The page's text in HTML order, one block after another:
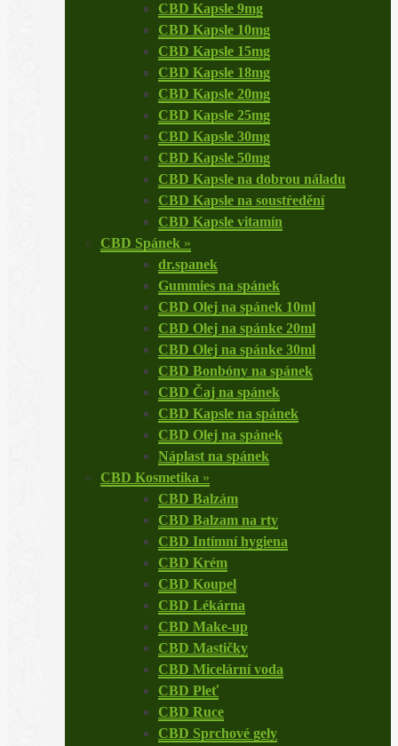
CBD Kapsle 9mg
CBD Kapsle 10mg
CBD Kapsle 15mg
CBD Kapsle 18mg
CBD Kapsle 20mg
CBD Kapsle 25mg
CBD Kapsle 30mg
CBD Kapsle 50mg
CBD Kapsle na dobrou náladu
CBD Kapsle na soustŕedění
CBD Kapsle vitamín
CBD Spánek »
dr.spanek
Gummies na spánek
CBD Olej na spánek 10ml
CBD Olej na spánke 20ml
CBD Olej na spánke 30ml
CBD Bonbóny na spánek
CBD Čaj na spánek
CBD Kapsle na spánek
CBD Olej na spánek
Náplast na spánek
CBD Kosmetika »
CBD Balzám
CBD Balzam na rty
CBD Intímní hygiena
CBD Krém
CBD Koupel
CBD Lékárna
CBD Make-up
CBD Mastičky
CBD Micelární voda
CBD Pleť
CBD Ruce
CBD Sprchové gely